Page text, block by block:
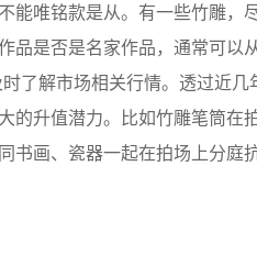
能唯铭款是从。有一些竹雕
品是否是名家作品，通常可
了解市场相关行情。透过近
的升值潜力。比如竹雕笔筒
书画、瓷器一起在拍场上分庭抗